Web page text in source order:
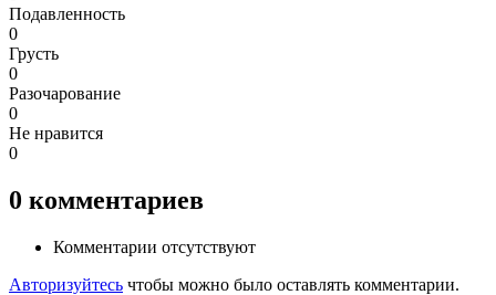
Подавленность
0
Грусть
0
Разочарование
0
Не нравится
0
0 комментариев
Комментарии отсутствуют
Авторизуйтесь чтобы можно было оставлять комментарии.